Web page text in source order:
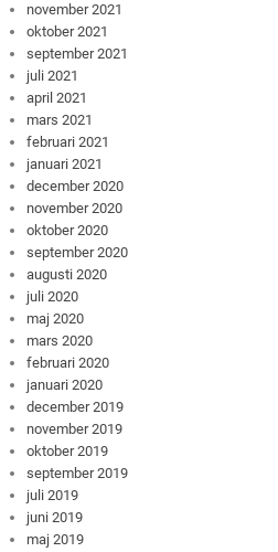
november 2021
oktober 2021
september 2021
juli 2021
april 2021
mars 2021
februari 2021
januari 2021
december 2020
november 2020
oktober 2020
september 2020
augusti 2020
juli 2020
maj 2020
mars 2020
februari 2020
januari 2020
december 2019
november 2019
oktober 2019
september 2019
juli 2019
juni 2019
maj 2019